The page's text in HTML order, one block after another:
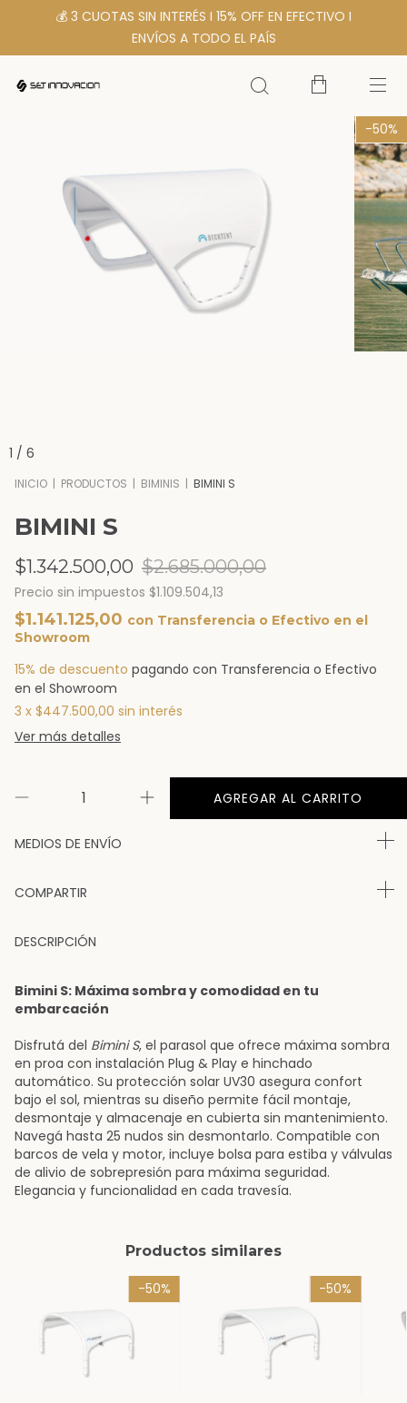
💰 3 CUOTAS SIN INTERÉS I 15% OFF EN EFECTIVO I
ENVÍOS A TODO EL PAÍS
-50%
1 / 6
INICIO | PRODUCTOS | BIMINIS | BIMINI S
BIMINI S
$1.342.500,00 $2.685.000,00
Precio sin impuestos $1.109.504,13
$1.141.125,00 con Transferencia o Efectivo en el
Showroom
15% de descuento pagando con Transferencia o Efectivo
en el Showroom
3 x $447.500,00 sin interés
Ver más detalles
MEDIOS DE ENVÍO
COMPARTIR
DESCRIPCIÓN
Bimini S: Máxima sombra y comodidad en tu
embarcación
Disfrutá del Bimini S, el parasol que ofrece máxima sombra
en proa con instalación Plug & Play e hinchado
automático. Su protección solar UV30 asegura confort
bajo el sol, mientras su diseño permite fácil montaje,
desmontaje y almacenaje en cubierta sin mantenimiento.
Navegá hasta 25 nudos sin desmontarlo. Compatible con
barcos de vela y motor, incluye bolsa para estiba y válvulas
de alivio de sobrepresión para máxima seguridad.
Elegancia y funcionalidad en cada travesía.
Productos similares
-50% -50%